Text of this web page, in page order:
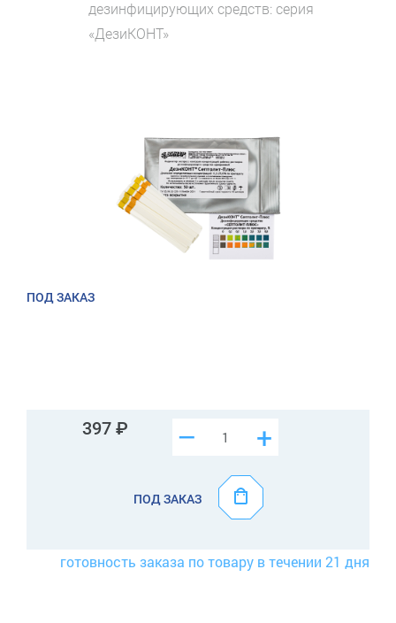
дезинфицирующих средств: серия
«ДезиКОНТ»
ПОД ЗАКАЗ
397 +
–
ПОД ЗАКАЗ
готовность заказа по товару в течении 21 дня